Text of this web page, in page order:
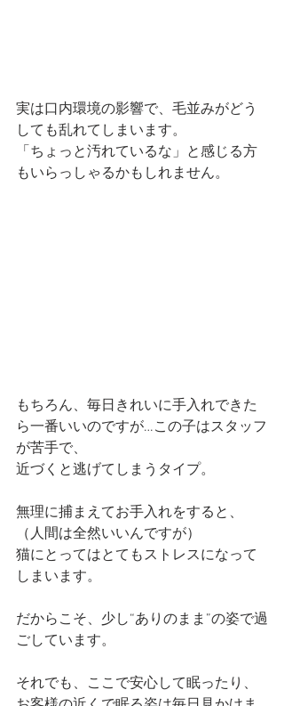
実は口内環境の影響で、毛並みがどう
しても乱れてしまいます。
「ちょっと汚れているな」と感じる方
もいらっしゃるかもしれません。
もちろん、毎日きれいに手入れできた
ら一番いいのですが…この子はスタッフ
が苦手で、
近づくと逃げてしまうタイプ。
無理に捕まえてお手入れをすると、
（人間は全然いいんですが）
猫にとってはとてもストレスになって
しまいます。
だからこそ、少し“ありのまま”の姿で過
ごしています。
それでも、ここで安心して眠ったり、